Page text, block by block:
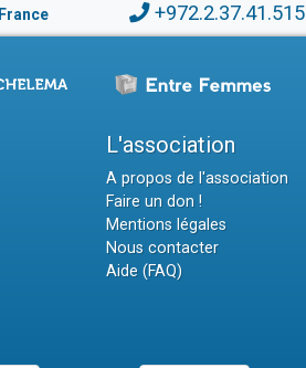
France +972.2.37.41.515
L'association
A propos de l'association
Faire un don !
Mentions légales
Nous contacter
Aide (FAQ)